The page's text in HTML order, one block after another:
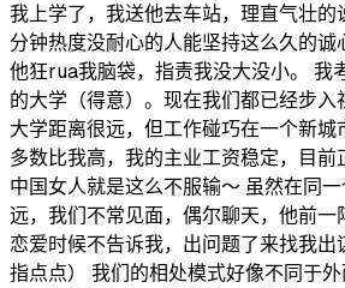
我上学了，我送他去车站，理直气壮的
分钟热度没耐心的人能坚持这么久的诚
他狂rua我脑袋，指责我没大没小。 我
的大学（得意）。现在我们都已经步入
大学距离很远，但工作碰巧在一个新
多数比我高，我的主业工资稳定，目前
中国女人就是这么不服输～ 虽然在同
远，我们不常见面，偶尔聊天，他前
恋爱时候不告诉我，出问题了来找我
指点点） 我们的相处模式好像不同于